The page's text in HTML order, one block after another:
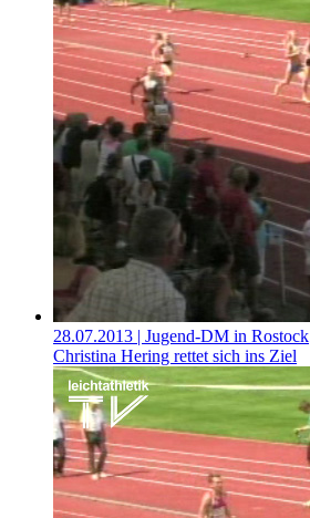
28.07.2013 | Jugend-DM in Rostock
Christina Hering rettet sich ins Ziel